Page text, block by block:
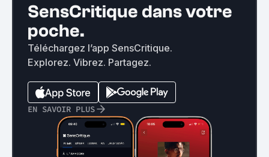
SensCritique dans votre
poche.
Téléchargez l’app SensCritique.
Explorez. Vibrez. Partagez.
EN SAVOIR PLUS